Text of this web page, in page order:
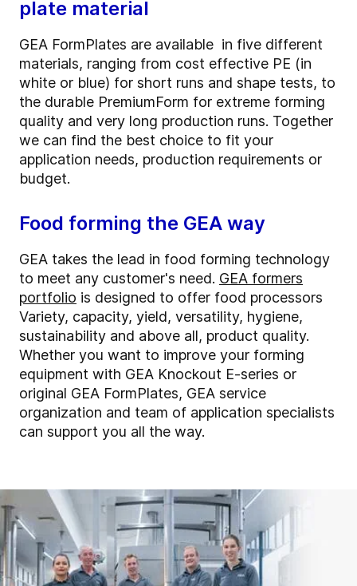
plate material
GEA FormPlates are available in five different
materials, ranging from cost effective PE (in
white or blue) for short runs and shape tests, to
the durable PremiumForm for extreme forming
quality and very long production runs. Together
we can find the best choice to fit your
application needs, production requirements or
budget.
Food forming the GEA way
GEA takes the lead in food forming technology
to meet any customer's need. GEA formers
portfolio is designed to offer food processors
Variety, capacity, yield, versatility, hygiene,
sustainability and above all, product quality.
Whether you want to improve your forming
equipment with GEA Knockout E-series or
original GEA FormPlates, GEA service
organization and team of application specialists
can support you all the way.